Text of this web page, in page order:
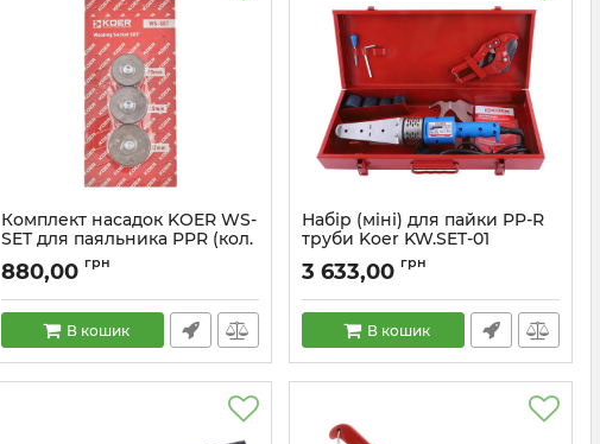
Комплект насадок KOER WS-
SET для паяльника PPR (кол.
синій) 20мм,25мм,32мм
(KR5821)
Артикул: KR5821
880,00 грн
В кошик
Набір (міні) для пайки PP-R
труби Koer KW.SET-01
Артикул: KA0001
3 633,00 грн
В кошик